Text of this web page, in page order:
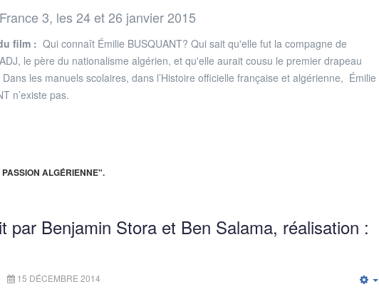
3, les 24 et 26 janvier 2015
film : Qui connaît Émilie BUSQUANT? Qui sait qu'elle fut la compagne de
le père du nationalisme algérien, et qu'elle aurait cousu le premier drapeau
les manuels scolaires, dans l’Histoire officielle française et algérienne, Émilie
n’existe pas.
ALGÉRIENNE".
par Benjamin Stora et Ben Salama, réalisation :
15 DÉCEMBRE 2014